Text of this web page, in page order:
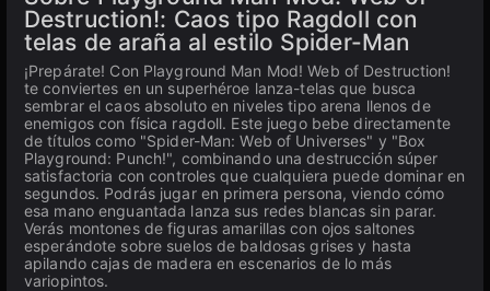
Destruction!: Caos tipo Ragdoll con
telas de araña al estilo Spider-Man
¡Prepárate! Con Playground Man Mod! Web of Destruction!
te conviertes en un superhéroe lanza-telas que busca
sembrar el caos absoluto en niveles tipo arena llenos de
enemigos con física ragdoll. Este juego bebe directamente
de títulos como "Spider-Man: Web of Universes" y "Box
Playground: Punch!", combinando una destrucción súper
satisfactoria con controles que cualquiera puede dominar en
segundos. Podrás jugar en primera persona, viendo cómo
esa mano enguantada lanza sus redes blancas sin parar.
Verás montones de figuras amarillas con ojos saltones
esperándote sobre suelos de baldosas grises y hasta
apilando cajas de madera en escenarios de lo más
variopintos.